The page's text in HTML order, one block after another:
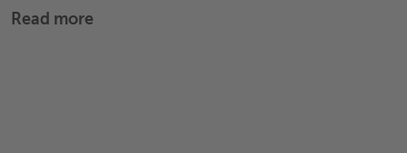
Read more